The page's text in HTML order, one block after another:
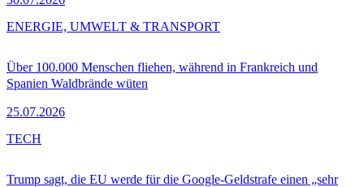
Über 100.000 Menschen fliehen, während in Frankreich und
Spanien Waldbrände wüten
25.07.2026
ENERGIE, UMWELT & TRANSPORT
Trump sagt, die EU werde für die Google-Geldstrafe einen „sehr
TECH